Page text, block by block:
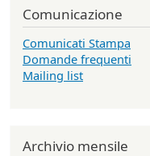
Comunicazione
Comunicati Stampa
Domande frequenti
Mailing list
Archivio mensile